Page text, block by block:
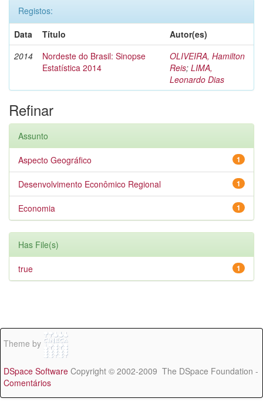
Registos:
Data
Título
Autor(es)
2014
Nordeste do Brasil: Sinopse
Estatística 2014
OLIVEIRA, Hamilton
Reis; LIMA,
Leonardo Dias
Refinar
Assunto
1
Aspecto Geográfico
1
Desenvolvimento Econômico Regional
1
Economia
Has File(s)
1
true
Theme by
DSpace Software Copyright © 2002-2009 The DSpace Foundation -
Comentários